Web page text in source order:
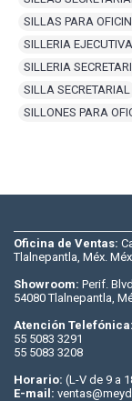
SILLAS PARA
SILLERIA EJECUTIVA
SILLERIA
SILLA SECRETARIAL
SILLONES PARA
Oficina de Ventas:
Tlalnepantla, Méx.
Showroom: Perif.
54080 Tlalnepantla,
Atención Telefónica:
55 5083 3291
55 5083 3208
Horario: (L-V de 9 a
E-mail: